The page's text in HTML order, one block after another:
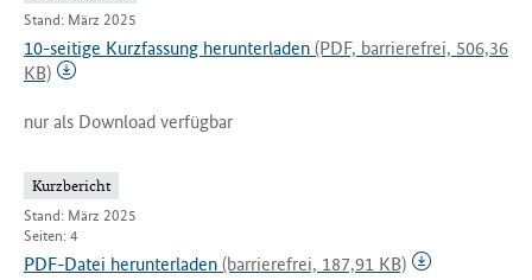
Stand: März 2025
10-seitige Kurzfassung herunterladen (PDF, barrierefrei, 506,36
KB)
nur als Download verfügbar
Kurzbericht
Stand: März 2025
Seiten: 4
PDF-Datei herunterladen (barrierefrei, 187,91 KB)